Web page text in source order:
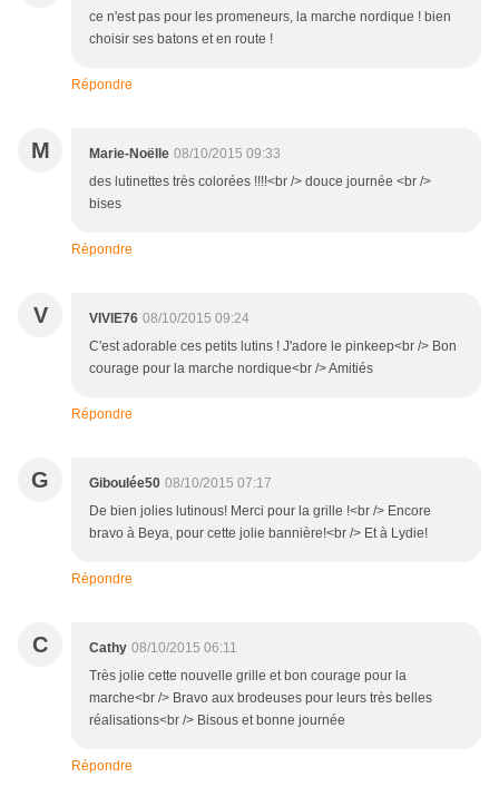
ce n'est pas pour les promeneurs, la marche nordique ! bien
choisir ses batons et en route !
Répondre
M Marie-Noëlle 08/10/2015 09:33
des lutinettes très colorées !!!!<br /> douce journée <br />
bises
Répondre
V VIVIE76 08/10/2015 09:24
C'est adorable ces petits lutins ! J'adore le pinkeep<br /> Bon
courage pour la marche nordique<br /> Amitiés
Répondre
G Giboulée50 08/10/2015 07:17
De bien jolies lutinous! Merci pour la grille !<br /> Encore
bravo à Beya, pour cette jolie bannière!<br /> Et à Lydie!
Répondre
C Cathy 08/10/2015 06:11
Très jolie cette nouvelle grille et bon courage pour la
marche<br /> Bravo aux brodeuses pour leurs très belles
réalisations<br /> Bisous et bonne journée
Répondre